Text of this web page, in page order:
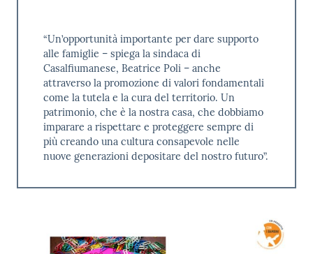
“Un’opportunità importante per dare supporto
alle famiglie – spiega la sindaca di
Casalfiumanese, Beatrice Poli – anche
attraverso la promozione di valori fondamentali
come la tutela e la cura del territorio. Un
patrimonio, che è la nostra casa, che dobbiamo
imparare a rispettare e proteggere sempre di
più creando una cultura consapevole nelle
nuove generazioni depositare del nostro futuro”.